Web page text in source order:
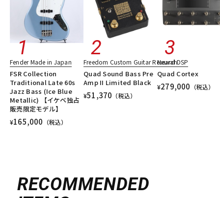
Fender Made in Japan
FSR Collection
Traditional Late 60s
Jazz Bass (Ice Blue
Metallic) 【イケベ独占
販売限定モデル】
¥165,000 （税込）
Freedom Custom Guitar Research
Quad Sound Bass Pre
Amp II Limited Black
¥51,370 （税込）
Neural DSP
Quad Cortex
¥279,000 （税込）
RECOMMENDED